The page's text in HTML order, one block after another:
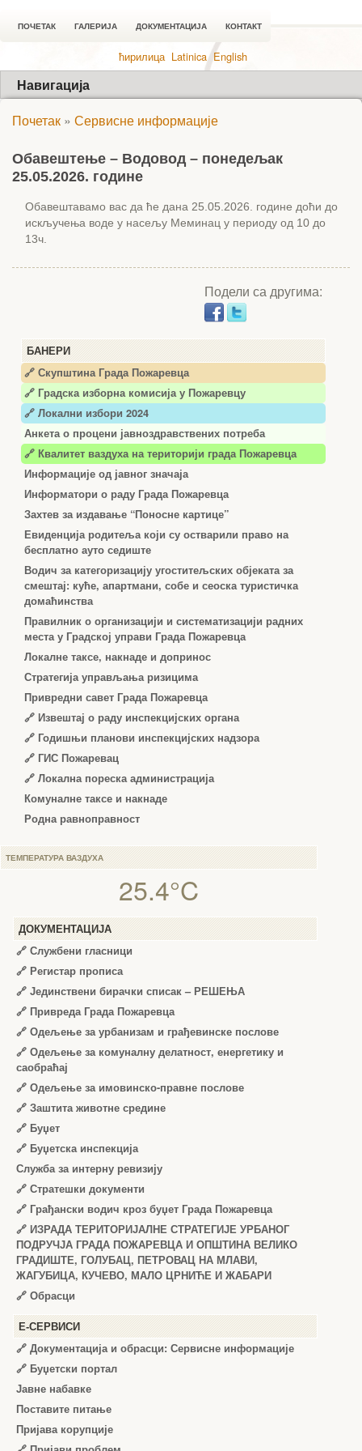
ПОЧЕТАК ГАЛЕРИЈА ДОКУМЕНТАЦИЈА КОНТАКТ
ћирилица Latinica English
Навигација
БАНЕРИ
🔗 Скупштина Града Пожаревца
🔗 Градска изборна комисија у Пожаревцу
🔗 Локални избори 2024
Анкета о процени јавноздравствених потреба
🔗 Квалитет ваздуха на територији града Пожаревца
Информације од јавног значаја
Информатори о раду Града Пожаревца
Захтев за издавање “Поносне картице”
Евиденција родитеља који су остварили право на
бесплатно ауто седиште
Водич за категоризацију угоститељских објеката за
смештај: куће, апартмани, собе и сеоска туристичка
домаћинства
Правилник о организацији и систематизацији радних
места у Градској управи Града Пожаревца
Локалне таксе, накнаде и допринос
Стратегија управљања ризицима
Привредни савет Града Пожаревца
🔗 Извештај о раду инспекцијских органа
🔗 Годишњи планови инспекцијских надзора
🔗 ГИС Пожаревац
🔗 Локална пореска администрација
Комуналне таксе и накнаде
Родна равноправност
Почетак » Сервисне информације
Обавештење – Водовод – понедељак
25.05.2026. године
Обавештавамо вас да ће дана 25 .05 .2026. године доћи до
искључења воде у насељу Меминац у периоду од 10 до
13ч.
Подели са другима:
ТЕМПЕРАТУРА ВАЗДУХА
25.4°C
ДОКУМЕНТАЦИЈА
🔗 Службени гласници
🔗 Регистар прописа
🔗 Јединствени бирачки списак – РЕШЕЊА
🔗 Привреда Града Пожаревца
🔗 Одељење за урбанизам и грађевинске послове
🔗 Одељење за комуналну делатност, енергетику и
саобраћај
🔗 Одељење за имовинско-правне послове
🔗 Заштита животне средине
🔗 Буџет
🔗 Буџетска инспекција
Служба за интерну ревизију
🔗 Стратешки документи
🔗 Грађански водич кроз буџет Града Пожаревца
🔗 ИЗРАДА ТЕРИТОРИЈАЛНЕ СТРАТЕГИЈЕ УРБАНОГ
ПОДРУЧЈА ГРАДА ПОЖАРЕВЦА И ОПШТИНА ВЕЛИКО
ГРАДИШТЕ, ГОЛУБАЦ, ПЕТРОВАЦ НА МЛАВИ,
ЖАГУБИЦА, КУЧЕВО, МАЛО ЦРНИЋЕ И ЖАБАРИ
🔗 Обрасци
Е-СЕРВИСИ
🔗 Документација и обрасци: Сервисне информације
🔗 Буџетски портал
Јавне набавке
Поставите питање
Пријава корупције